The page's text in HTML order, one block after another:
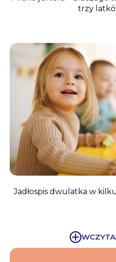
trzy
Jadłospis dwulatka w